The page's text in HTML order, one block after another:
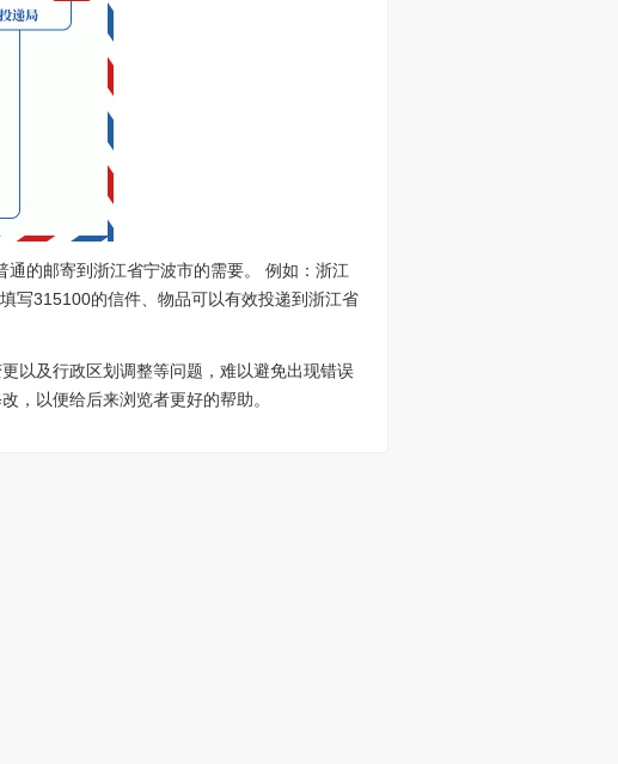
的邮寄到浙江省宁波市的需要。 例如：浙江
写315100的信件、物品可以有效投递到浙江省
以及行政区划调整等问题，难以避免出现错误
，以便给后来浏览者更好的帮助。